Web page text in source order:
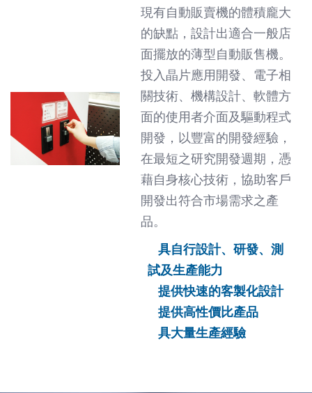
現有自動販賣機的體積龐大
的缺點，設計出適合一般店
面擺放的薄型自動販售機。
投入晶片應用開發、電子相
關技術、機構設計、軟體方
面的使用者介面及驅動程式
開發，以豐富的開發經驗，
在最短之研究開發週期，憑
藉自身核心技術，協助客戶
開發出符合市場需求之產
品。
具自行設計、研發、測
試及生產能力
提供快速的客製化設計
提供高性價比產品
具大量生產經驗